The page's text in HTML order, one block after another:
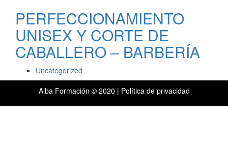
PERFECCIONAMIENTO
UNISEX Y CORTE DE
CABALLERO – BARBERÍA
Uncategorized
Alba Formación © 2020 | Política de privacidad